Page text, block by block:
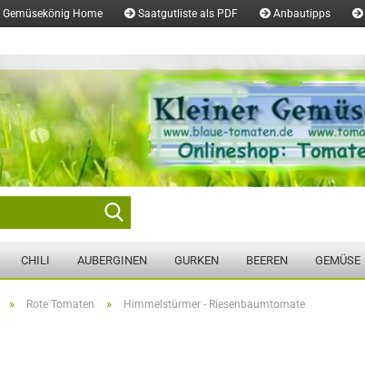
Gemüsekönig Home Saatgutliste als PDF Anbautipps
CHILI AUBERGINEN GURKEN BEEREN GEMÜSE
» Rote Tomaten » Himmelstürmer - Riesenbaumtomate